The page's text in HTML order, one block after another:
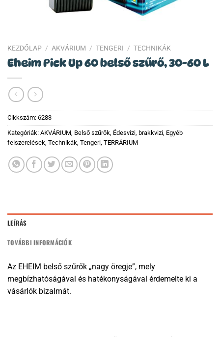
KEZDŐLAP / AKVÁRIUM / TENGERI / TECHNIKÁK
Eheim Pick Up 60 belső szűrő, 30-60 L
Cikkszám: 6283
Kategóriák: AKVÁRIUM, Belső szűrők, Édesvizi, brakkvizi, Egyéb
felszerelések, Technikák, Tengeri, TERRÁRIUM
LEÍRÁS
TOVÁBBI INFORMÁCIÓK
Az EHEIM belső szűrők „nagy öregje”, mely
megbízhatóságával és hatékonyságával érdemelte ki a
vásárlók bizalmát.